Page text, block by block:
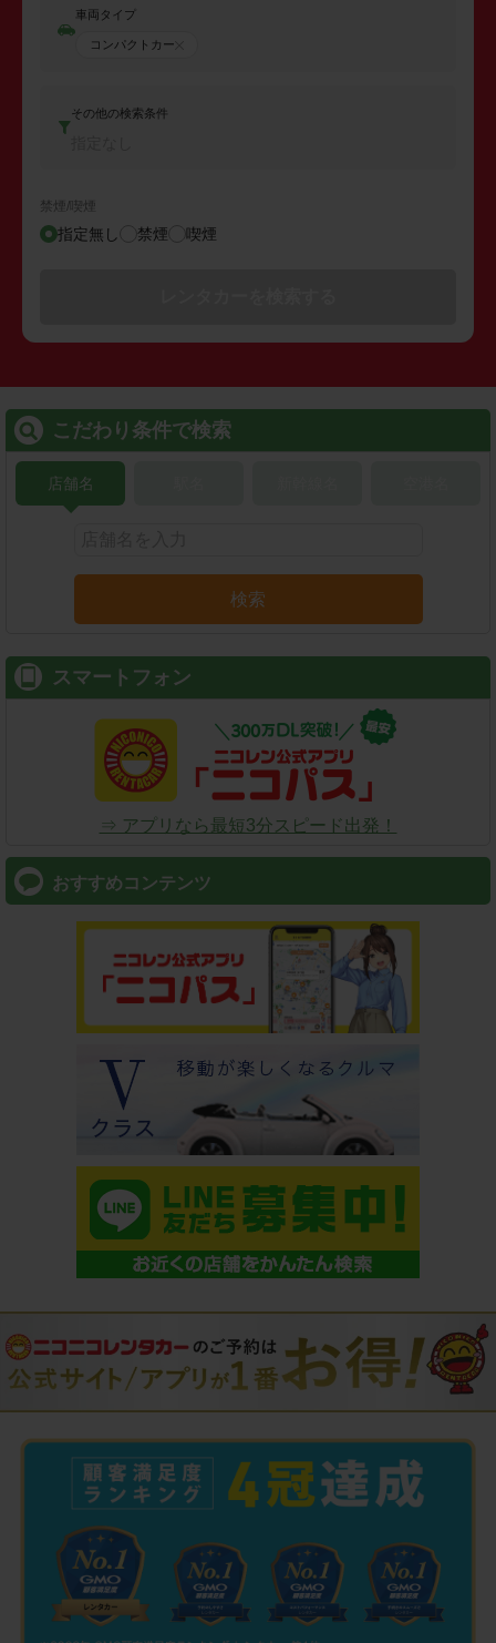
車両タイプ
コンパクトカー
その他の検索条件
禁煙/喫煙
指定無し 禁煙 喫煙
こだわり条件で検索
店舗名
検索
スマートフォン
⇒ アプリなら最短3分スピード出発！
おすすめコンテンツ